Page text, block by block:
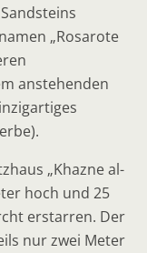
„Rosarote
anstehenden
„Khazne al-
hoch und 25
erstarren. Der
nur zwei Meter